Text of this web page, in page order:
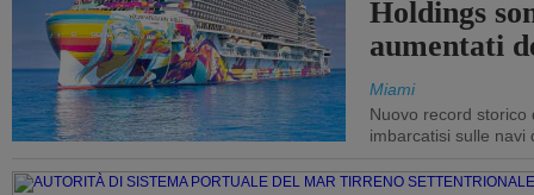
Holdings
aumentati
Miami
Nuovo record storico
imbarcatisi sulle navi